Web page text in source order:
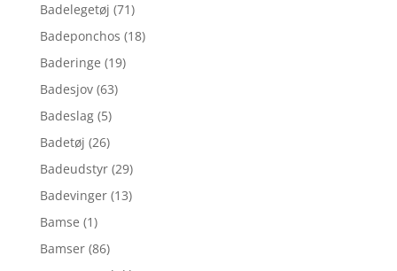
Badelegetøj (71)
Badeponchos (18)
Baderinge (19)
Badesjov (63)
Badeslag (5)
Badetøj (26)
Badeudstyr (29)
Badevinger (13)
Bamse (1)
Bamser (86)